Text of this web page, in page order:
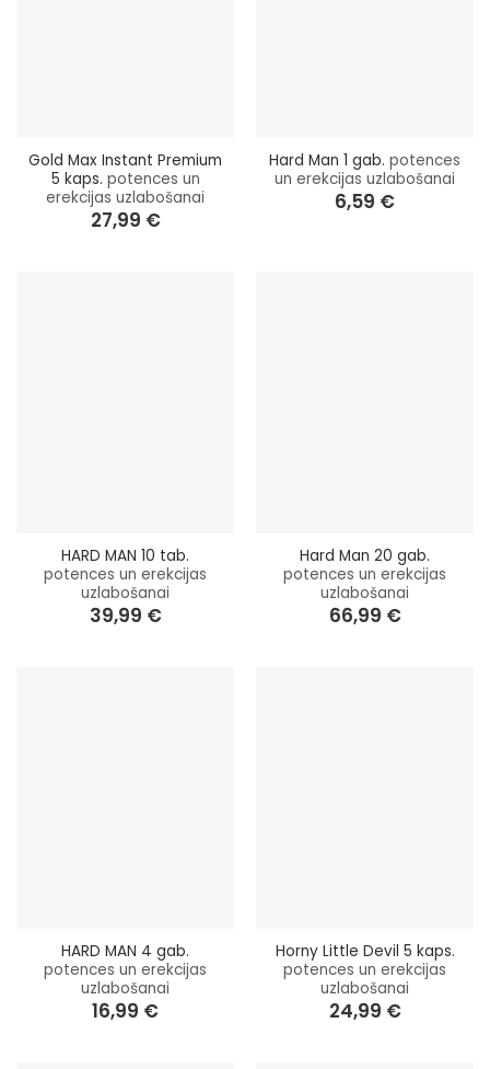
Gold Max Instant Premium
5 kaps. potences un
erekcijas uzlabošanai
27,99 €
Hard Man 1 gab. potences
un erekcijas uzlabošanai
6,59 €
HARD MAN 10 tab.
potences un erekcijas
uzlabošanai
39,99 €
Hard Man 20 gab.
potences un erekcijas
uzlabošanai
66,99 €
HARD MAN 4 gab.
potences un erekcijas
uzlabošanai
16,99 €
Horny Little Devil 5 kaps.
potences un erekcijas
uzlabošanai
24,99 €